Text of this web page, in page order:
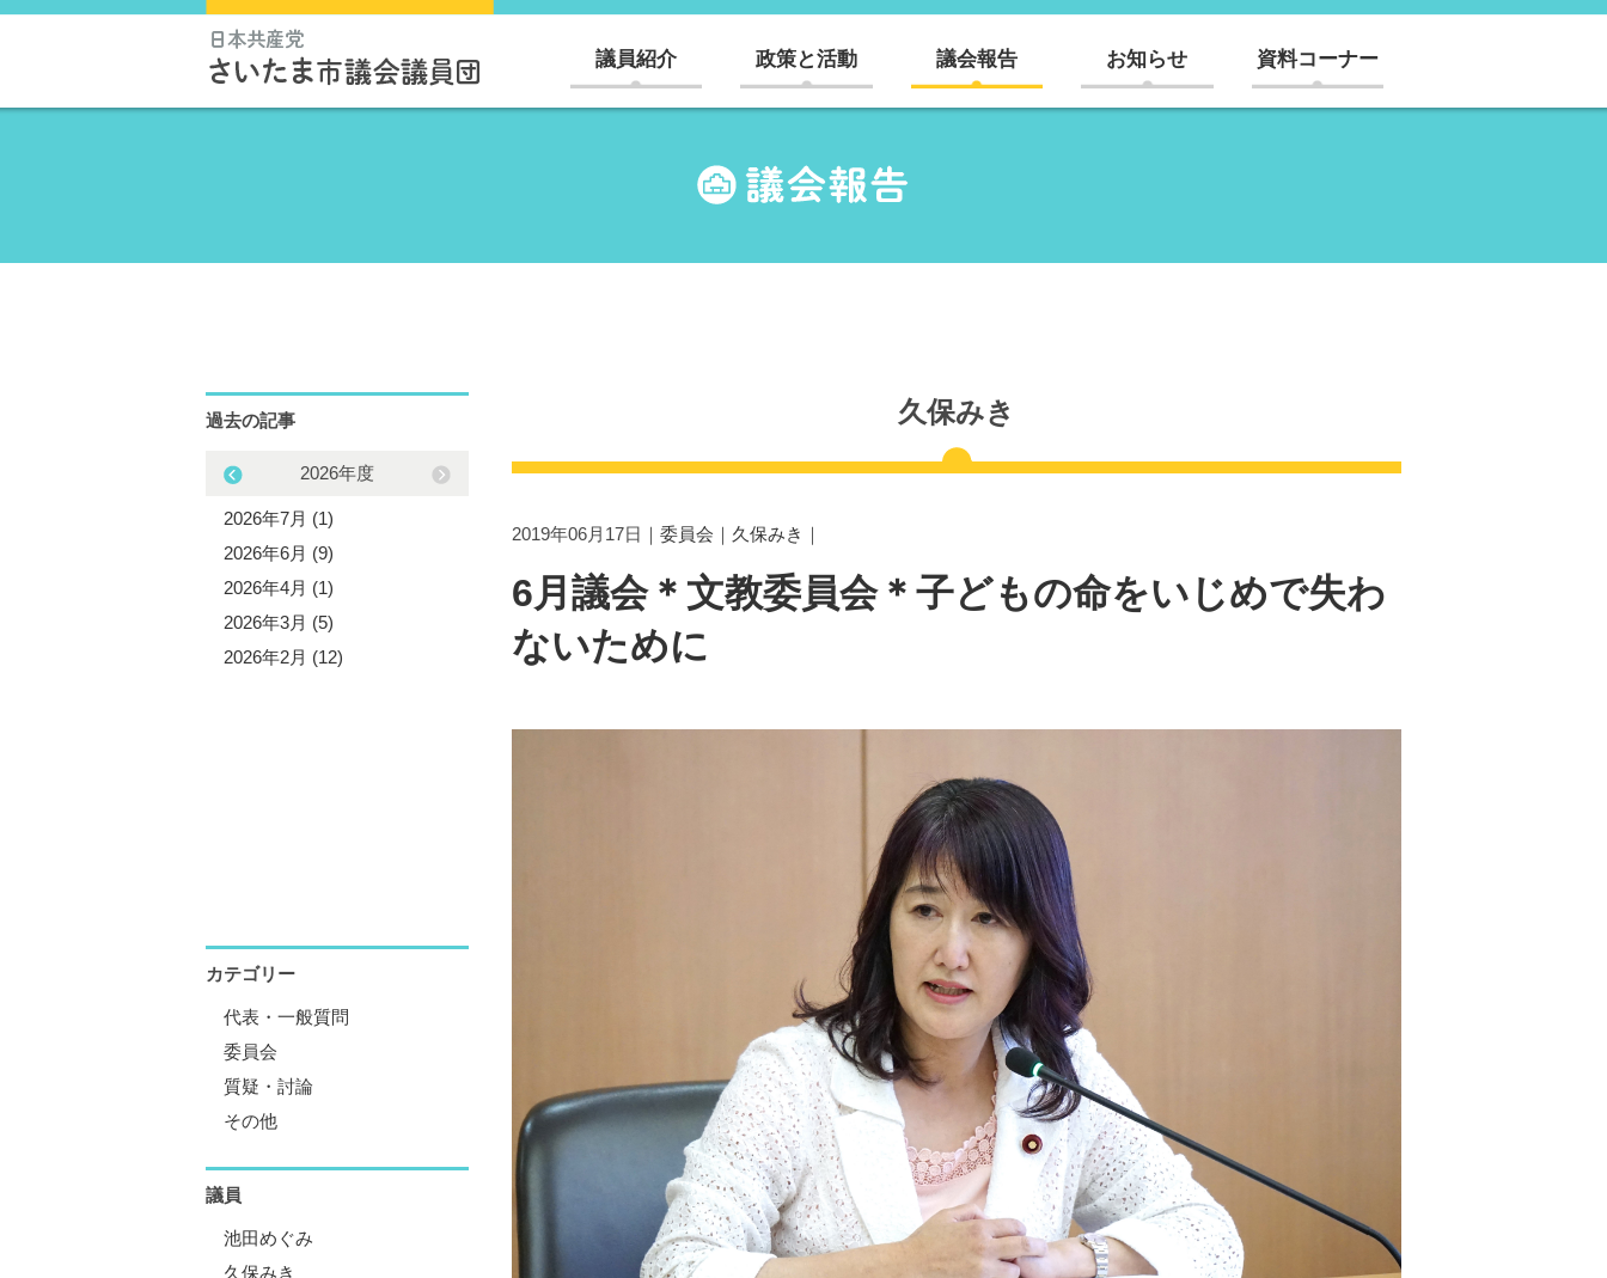
議員紹介 政策と活動 議会報告 お知らせ 資料コーナー
久保みき
2019年06月17日｜ 委員会 ｜ 久保みき ｜
6月議会＊文教委員会＊子どもの命をいじめで失わ
ないために
過去の記事
2026年度
2026年7月 (1)
2026年6月 (9)
2026年4月 (1)
2026年3月 (5)
2026年2月 (12)
カテゴリー
代表・一般質問
委員会
質疑・討論
その他
議員
池田めぐみ
久保みき